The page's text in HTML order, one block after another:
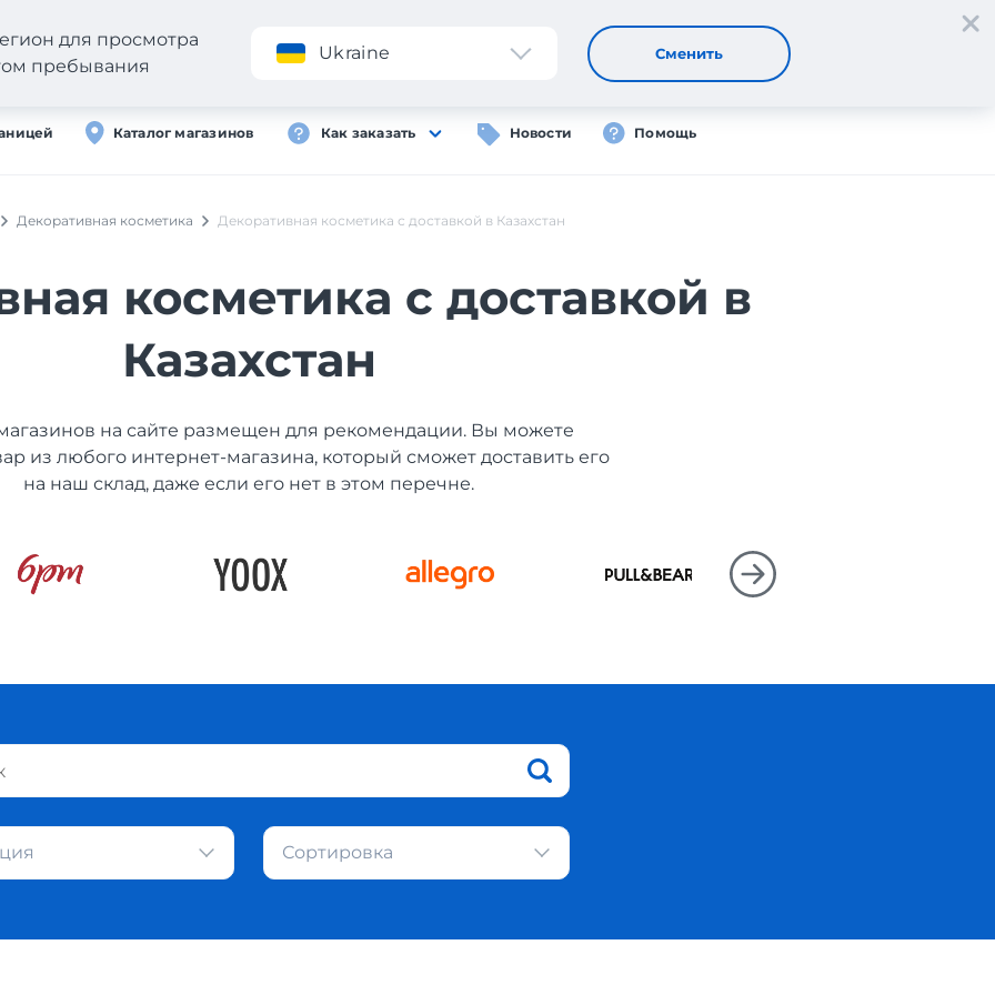
Регистрация
Каталог магазинов Как заказать Новости Помощь
для просмотра
пребывания
Ukraine Сменить
Декоративная косметика Декоративная косметика с доставкой в Казахстан
косметика с доставкой в
Казахстан
на сайте размещен для рекомендации. Вы можете
из любого интернет-магазина, который сможет доставить его
на наш склад, даже если его нет в этом перечне.
Сортировка